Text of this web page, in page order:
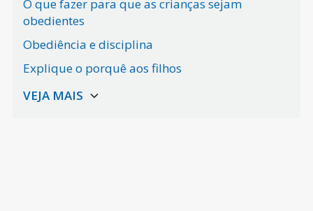
O que fazer para que as crianças sejam
obedientes
Obediência e disciplina
Explique o porquê aos filhos